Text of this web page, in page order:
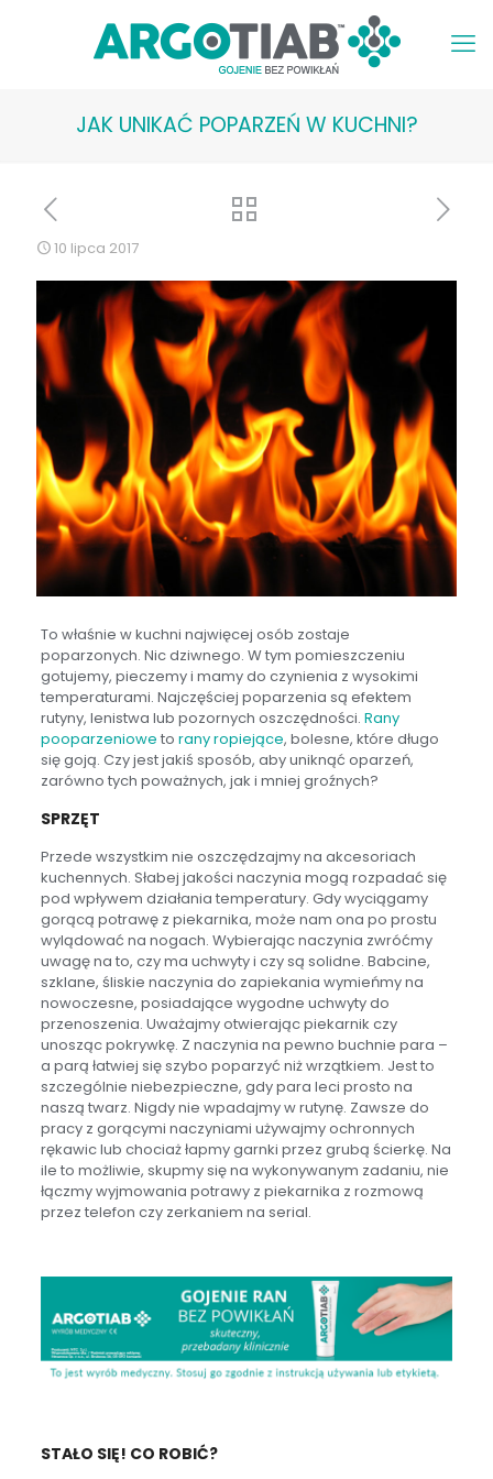
JAK UNIKAĆ POPARZEŃ W KUCHNI?
10 lipca 2017
To właśnie w kuchni najwięcej osób zostaje
poparzonych. Nic dziwnego. W tym pomieszczeniu
gotujemy, pieczemy i mamy do czynienia z wysokimi
temperaturami. Najczęściej poparzenia są efektem
rutyny, lenistwa lub pozornych oszczędności. Rany
pooparzeniowe to rany ropiejące, bolesne, które długo
się goją. Czy jest jakiś sposób, aby uniknąć oparzeń,
zarówno tych poważnych, jak i mniej groźnych?
SPRZĘT
Przede wszystkim nie oszczędzajmy na akcesoriach
kuchennych. Słabej jakości naczynia mogą rozpadać się
pod wpływem działania temperatury. Gdy wyciągamy
gorącą potrawę z piekarnika, może nam ona po prostu
wylądować na nogach. Wybierając naczynia zwróćmy
uwagę na to, czy ma uchwyty i czy są solidne. Babcine,
szklane, śliskie naczynia do zapiekania wymieńmy na
nowoczesne, posiadające wygodne uchwyty do
przenoszenia. Uważajmy otwierając piekarnik czy
unosząc pokrywkę. Z naczynia na pewno buchnie para –
a parą łatwiej się szybo poparzyć niż wrzątkiem. Jest to
szczególnie niebezpieczne, gdy para leci prosto na
naszą twarz. Nigdy nie wpadajmy w rutynę. Zawsze do
pracy z gorącymi naczyniami używajmy ochronnych
rękawic lub chociaż łapmy garnki przez grubą ścierkę. Na
ile to możliwie, skupmy się na wykonywanym zadaniu, nie
łączmy wyjmowania potrawy z piekarnika z rozmową
przez telefon czy zerkaniem na serial.
STAŁO SIĘ! CO ROBIĆ?